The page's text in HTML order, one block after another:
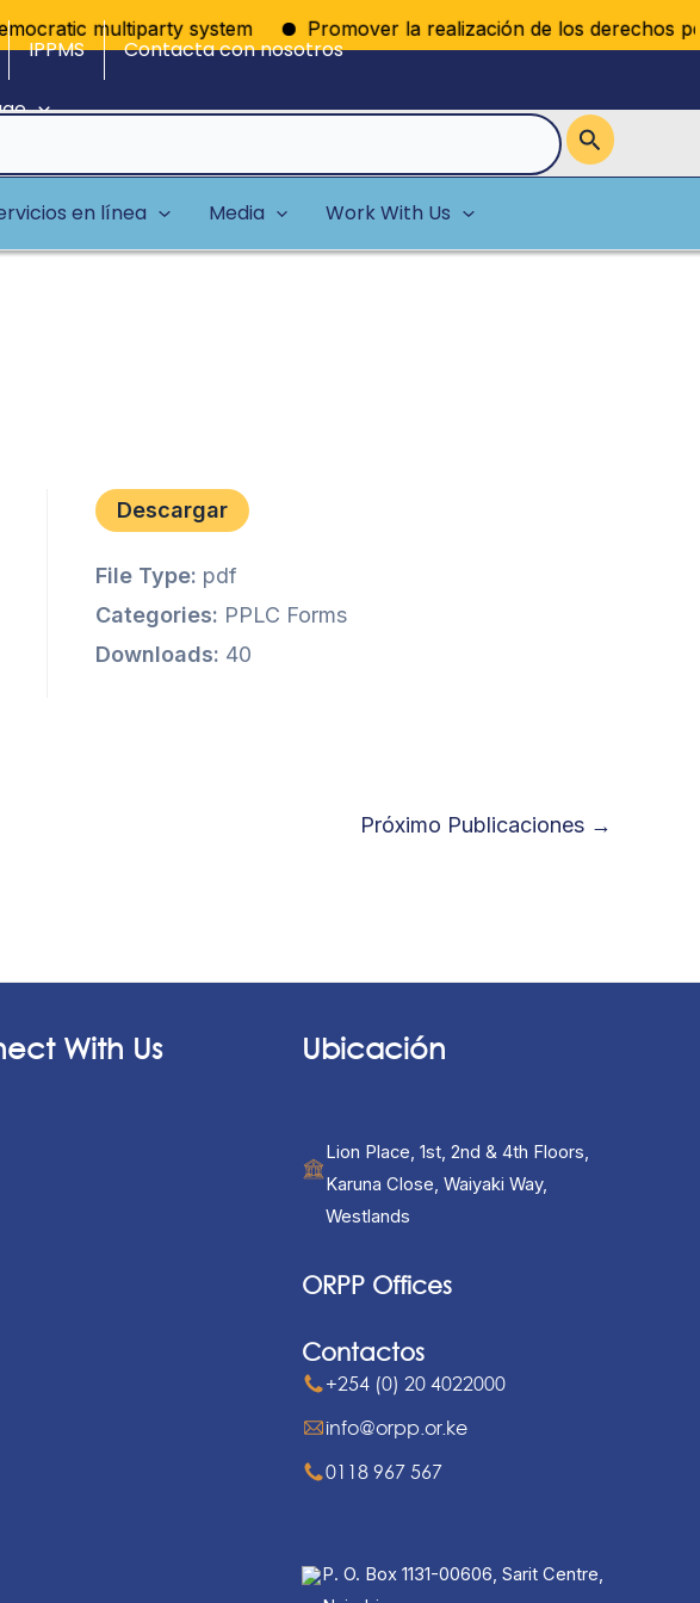
multiparty system Promover la realización de los derechos
IPPMS Contacta con nosotros
en línea Media Work With Us
Descargar
File Type: pdf
Categories: PPLC Forms
Downloads: 40
Próximo Publicaciones →
With Us Ubicación
Lion Place, 1st, 2nd & 4th Floors,
Karuna Close, Waiyaki Way,
Westlands
ORPP Offices
Contactos
+254 (0) 20 4022000
info@orpp.or.ke
0118 967 567
P. O. Box 1131-00606, Sarit Centre,